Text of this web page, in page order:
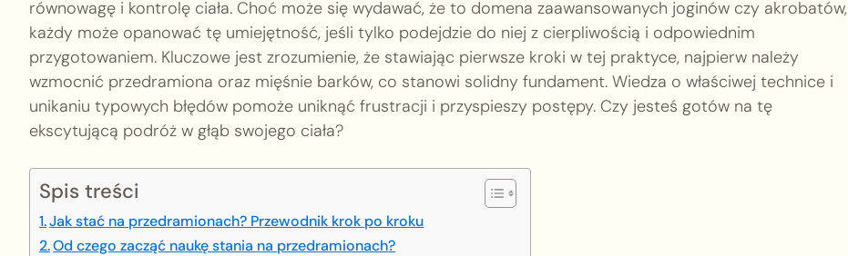
równowagę i kontrolę ciała. Choć może się wydawać, że to domena zaawansowanych joginów czy akrobatów,
każdy może opanować tę umiejętność, jeśli tylko podejdzie do niej z cierpliwością i odpowiednim
przygotowaniem. Kluczowe jest zrozumienie, że stawiając pierwsze kroki w tej praktyce, najpierw należy
wzmocnić przedramiona oraz mięśnie barków, co stanowi solidny fundament. Wiedza o właściwej technice i
unikaniu typowych błędów pomoże uniknąć frustracji i przyspieszy postępy. Czy jesteś gotów na tę
ekscytującą podróż w głąb swojego ciała?
Spis treści
Jak stać na przedramionach? Przewodnik krok po kroku
Od czego zacząć naukę stania na przedramionach?